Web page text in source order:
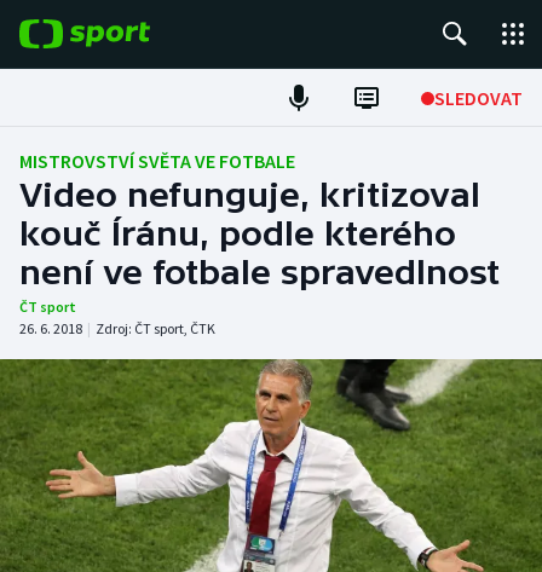
SLEDOVAT
Fotbal
Hokej
Tenis
Atletika
Cyklistika
DALŠÍ SPORTY
Americký fotbal
Baseball a softbal
NEPŘEHLÉDNĚTE
Soutěže
MISTROVSTVÍ SVĚTA VE FOTBALE
Video nefunguje, kritizoval
kouč Íránu, podle kterého
není ve fotbale spravedlnost
ČT sport
26. 6. 2018 | Zdroj: ČT sport, ČTK